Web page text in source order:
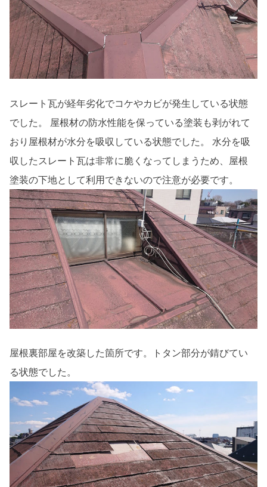
スレート瓦が経年劣化でコケやカビが発生している状態
でした。 屋根材の防水性能を保っている塗装も剥がれて
おり屋根材が水分を吸収している状態でした。 水分を吸
収したスレート瓦は非常に脆くなってしまうため、屋根
塗装の下地として利用できないので注意が必要です。
屋根裏部屋を改築した箇所です。トタン部分が錆びてい
る状態でした。